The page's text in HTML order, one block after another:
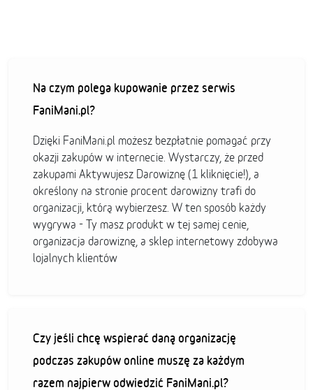
Na czym polega kupowanie przez serwis
FaniMani.pl?
Dzięki FaniMani.pl możesz bezpłatnie pomagać przy
okazji zakupów w internecie. Wystarczy, że przed
zakupami Aktywujesz Darowiznę (1 kliknięcie!), a
określony na stronie procent darowizny trafi do
organizacji, którą wybierzesz. W ten sposób każdy
wygrywa - Ty masz produkt w tej samej cenie,
organizacja darowiznę, a sklep internetowy zdobywa
lojalnych klientów
Czy jeśli chcę wspierać daną organizację
podczas zakupów online muszę za każdym
razem najpierw odwiedzić FaniMani.pl?